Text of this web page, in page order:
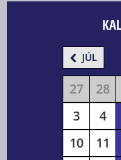
JÚL
27 28
3
4
10
11